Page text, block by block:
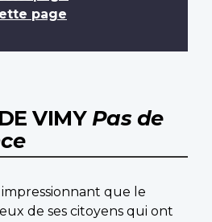
page
VIMYPas de
que le
de ses citoyens qui ont